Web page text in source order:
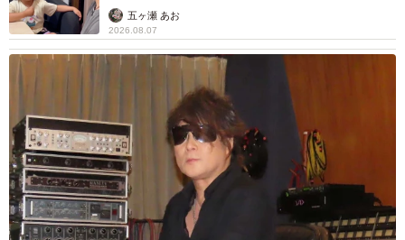
【参考】
▽厚生労働省｜最低賃金額以上かどうかを確認する方法
https://www.mhlw.go.jp/stf/seisakunitsuite/bunya/koyou_rou
dou/roudoukijun/chingin/newpage_43899.html
▽株式会社東京商工リサーチ｜最低賃金「25年度引き上
げ」「1,500円以上」に関するアンケート調査
https://www.tsr-net.co.jp/data/detail/1201909_1527.html
五ヶ瀬 あお
2026.08.07